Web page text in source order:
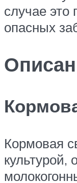
случае это
опасных
Кормовая